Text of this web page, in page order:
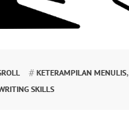
KETERAMPILAN MENULIS,
SKILLS